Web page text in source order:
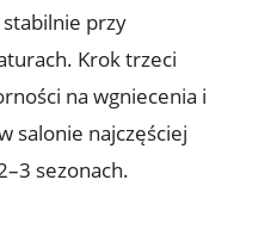
stabilnie przy
Krok trzeci
na wgniecenia i
salonie najczęściej
sezonach.